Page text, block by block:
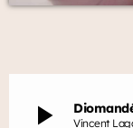
play_arrow Vincent